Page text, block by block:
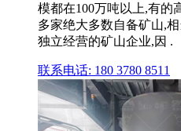
模都在100万吨以上,有的
多家绝大多数自备矿山,
独立经营的矿山企业,因 .
联系电话: 180 3780 8511